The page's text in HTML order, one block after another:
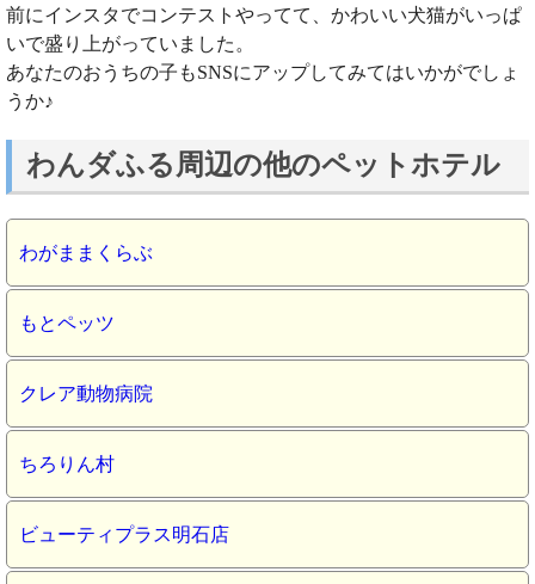
前にインスタでコンテストやってて、かわいい犬猫がいっぱ
いで盛り上がっていました。
あなたのおうちの子もSNSにアップしてみてはいかがでしょ
うか♪
わんダふる周辺の他のペットホテル
わがままくらぶ
もとペッツ
クレア動物病院
ちろりん村
ビューティプラス明石店